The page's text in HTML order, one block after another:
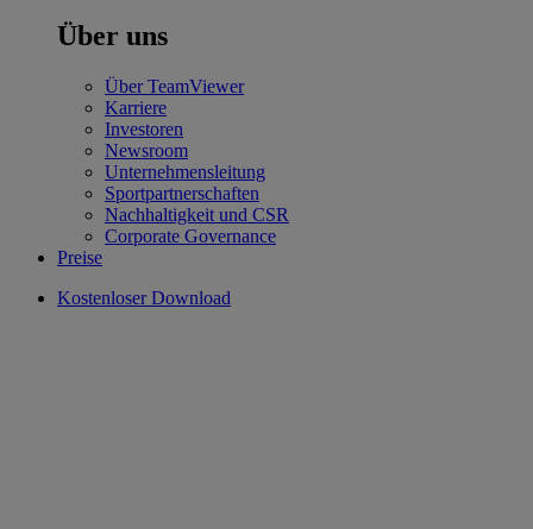
Über uns
Über TeamViewer
Karriere
Investoren
Newsroom
Unternehmensleitung
Sportpartnerschaften
Nachhaltigkeit und CSR
Corporate Governance
Preise
Kostenloser Download